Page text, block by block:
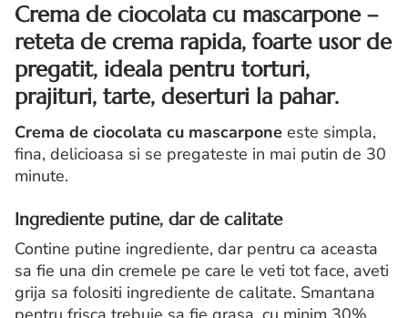
Crema de ciocolata cu mascarpone –
reteta de crema rapida, foarte usor de
pregatit, ideala pentru torturi,
prajituri, tarte, deserturi la pahar.
Crema de ciocolata cu mascarpone este simpla,
fina, delicioasa si se pregateste in mai putin de 30
minute.
Ingrediente putine, dar de calitate
Contine putine ingrediente, dar pentru ca aceasta
sa fie una din cremele pe care le veti tot face, aveti
grija sa folositi ingrediente de calitate. Smantana